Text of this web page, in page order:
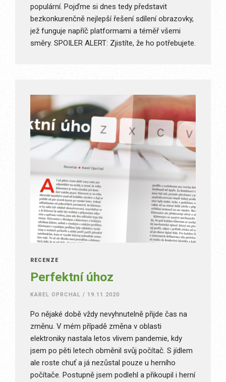
populární. Pojďme si dnes tedy představit
bezkonkurenčně nejlepší řešení sdílení obrazovky,
jež funguje napříč platformami a téměř všemi
směry. SPOILER ALERT: Zjistíte, že ho potřebujete.
RECENZE
Perfektní úhoz
KAREL OPRCHAL / 19.11.2020
Po nějaké době vždy nevyhnutelně přijde čas na
změnu. V mém případě změna v oblasti
elektroniky nastala letos vlivem pandemie, kdy
jsem po pěti letech obměnil svůj počítač. S jídlem
ale roste chuť a já nezůstal pouze u herního
počítače. Postupně jsem podlehl a přikoupil i herní